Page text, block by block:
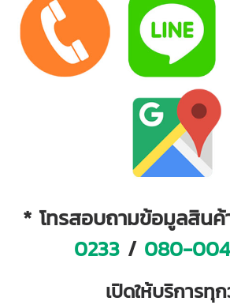
* โทรสอบถามข้อมูลสินค้
0233/ 080-
เปิดให้บริการทุ